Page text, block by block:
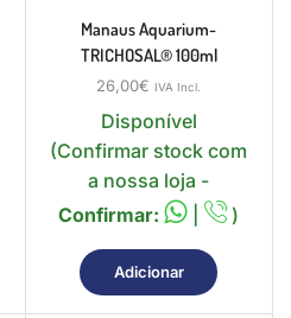
Manaus Aquarium-
TRICHOSAL® 100ml
26,00€ IVA Incl.
Disponível
(Confirmar stock com
a nossa loja -
Confirmar:
| )
Adicionar